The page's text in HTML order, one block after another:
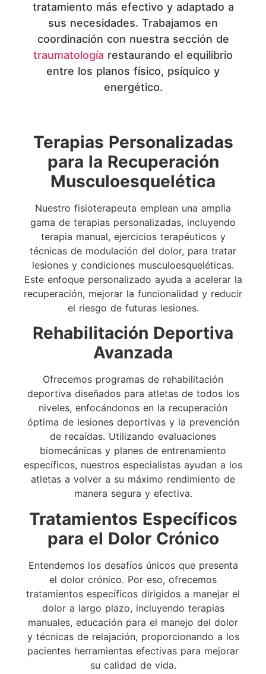
tratamiento más efectivo y adaptado a
sus necesidades. Trabajamos en
coordinación con nuestra sección de
traumatología restaurando el equilibrio
entre los planos físico, psíquico y
energético.
Terapias Personalizadas
para la Recuperación
Musculoesquelética
Nuestro fisioterapeuta emplean una amplia
gama de terapias personalizadas, incluyendo
terapia manual, ejercicios terapéuticos y
técnicas de modulación del dolor, para tratar
lesiones y condiciones musculoesqueléticas.
Este enfoque personalizado ayuda a acelerar la
recuperación, mejorar la funcionalidad y reducir
el riesgo de futuras lesiones.
Rehabilitación Deportiva
Avanzada
Ofrecemos programas de rehabilitación
deportiva diseñados para atletas de todos los
niveles, enfocándonos en la recuperación
óptima de lesiones deportivas y la prevención
de recaídas. Utilizando evaluaciones
biomecánicas y planes de entrenamiento
específicos, nuestros especialistas ayudan a los
atletas a volver a su máximo rendimiento de
manera segura y efectiva.
Tratamientos Específicos
para el Dolor Crónico
Entendemos los desafíos únicos que presenta
el dolor crónico. Por eso, ofrecemos
tratamientos específicos dirigidos a manejar el
dolor a largo plazo, incluyendo terapias
manuales, educación para el manejo del dolor
y técnicas de relajación, proporcionando a los
pacientes herramientas efectivas para mejorar
su calidad de vida.